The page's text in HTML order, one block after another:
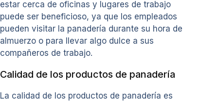
estar cerca de oficinas y lugares de trabajo
puede ser beneficioso, ya que los empleados
pueden visitar la panadería durante su hora de
almuerzo o para llevar algo dulce a sus
compañeros de trabajo.
Calidad de los productos de panadería
La calidad de los productos de panadería es